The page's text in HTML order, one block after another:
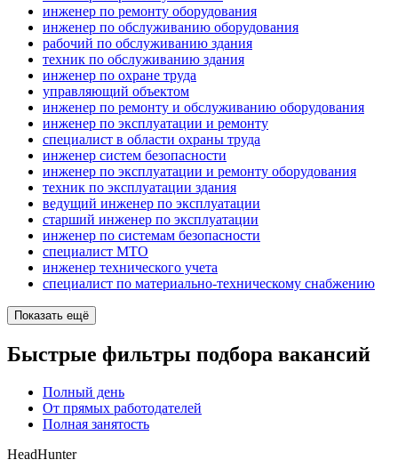
инженер по ремонту оборудования
инженер по обслуживанию оборудования
рабочий по обслуживанию здания
техник по обслуживанию здания
инженер по охране труда
управляющий объектом
инженер по ремонту и обслуживанию оборудования
инженер по эксплуатации и ремонту
специалист в области охраны труда
инженер систем безопасности
инженер по эксплуатации и ремонту оборудования
техник по эксплуатации здания
ведущий инженер по эксплуатации
старший инженер по эксплуатации
инженер по системам безопасности
специалист МТО
инженер технического учета
специалист по материально-техническому снабжению
Показать ещё
Быстрые фильтры подбора вакансий
Полный день
От прямых работодателей
Полная занятость
HeadHunter